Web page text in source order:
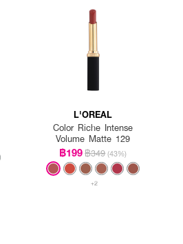
L'OREAL
Color Riche Intense
Volume Matte 129
฿199฿349 (43%)
+2